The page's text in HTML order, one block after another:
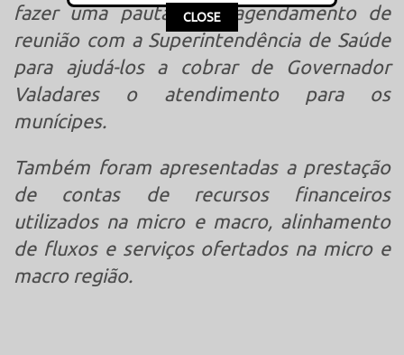
fazer uma pauta para agendamento de
reunião com a Superintendência de Saúde
para ajudá-los a cobrar de Governador
Valadares o atendimento para os
munícipes.
Também foram apresentadas a prestação
de contas de recursos financeiros
utilizados na micro e macro, alinhamento
de fluxos e serviços ofertados na micro e
macro região.
This popup will close in:15
CLOSE